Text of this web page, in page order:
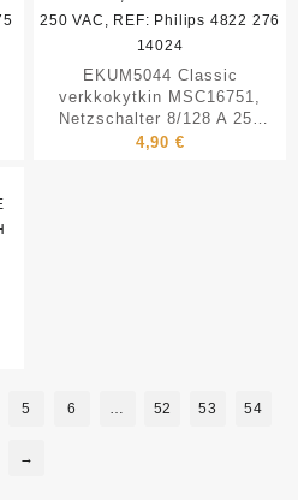
EKUM5044 Classic
verkkokytkin MSC16751,
Netzschalter 8/128 A 250
VAC, REF: Philips 4822
4,90 €
5 6 … 52 53 54
→